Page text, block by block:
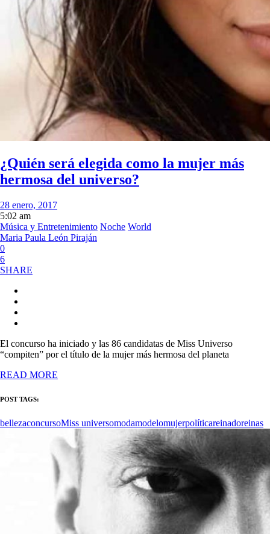
¿Quién será elegida como la mujer más
hermosa del universo?
28 enero, 2017
5:02 am
Música y Entretenimiento Noche World
Maria Paula León Piraján
0
6
SHARE
El concurso ha iniciado y las 86 candidatas de Miss Universo
“compiten” por el título de la mujer más hermosa del planeta
READ MORE
POST TAGS:
bellezaconcursoMiss universomodamodelomujerpolíticareinadoreinas